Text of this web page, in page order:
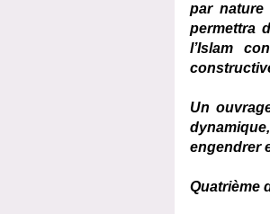
par nature
permettra
l’Islam
Un
engendrer
Quatrième